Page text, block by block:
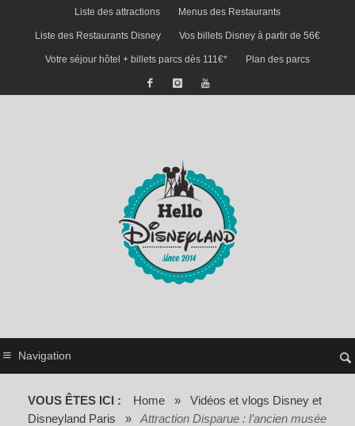
Liste des attractions Menus des Restaurants
Liste des Restaurants Disney Vos billets Disney à partir de 56€
Votre séjour hôtel + billets parcs dès 111€* Plan des parcs
Navigation
VOUS ÊTES ICI : Home »
Vidéos et vlogs Disney et
Disneyland Paris
»
Attraction Disparue : l’ancien musée